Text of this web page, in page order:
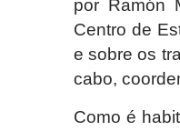
por Ramón
Centro de
e sobre os
cabo,
Como é